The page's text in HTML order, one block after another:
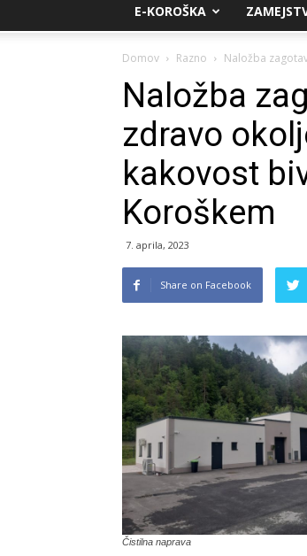
E-KOROŠKA
Domov Razno Naložba
Naložba
zdravo
kakovost
Koroškem
7. aprila, 2023
Share on Facebook
Čistilna naprava